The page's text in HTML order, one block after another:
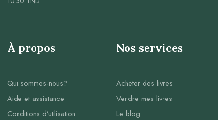
À propos
Qui sommes-nous?
Aide et assistance
Conditions d’utilisation
Nos services
Acheter des livres
Vendre mes livres
Le blog